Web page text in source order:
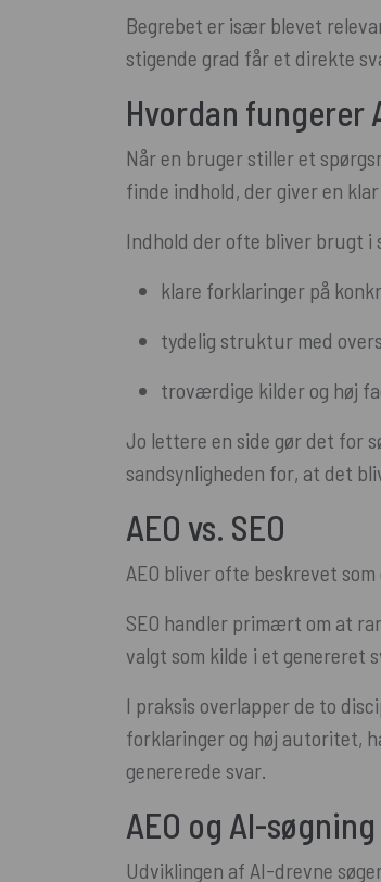
Begrebet er især blevet
stigende grad får et direkte
Hvordan fungerer
Når en bruger stiller et
finde indhold, der giver en
Indhold der ofte bliver brugt i
klare forklaringer på
tydelig struktur med
troværdige kilder og høj
Jo lettere en side gør det for
sandsynligheden for, at det
AEO vs. SEO
AEO bliver ofte beskrevet
SEO handler primært om at
valgt som kilde i et genereret
I praksis overlapper de to
forklaringer og høj autoritet,
genererede svar.
AEO og AI-søgning
Udviklingen af AI-drevne